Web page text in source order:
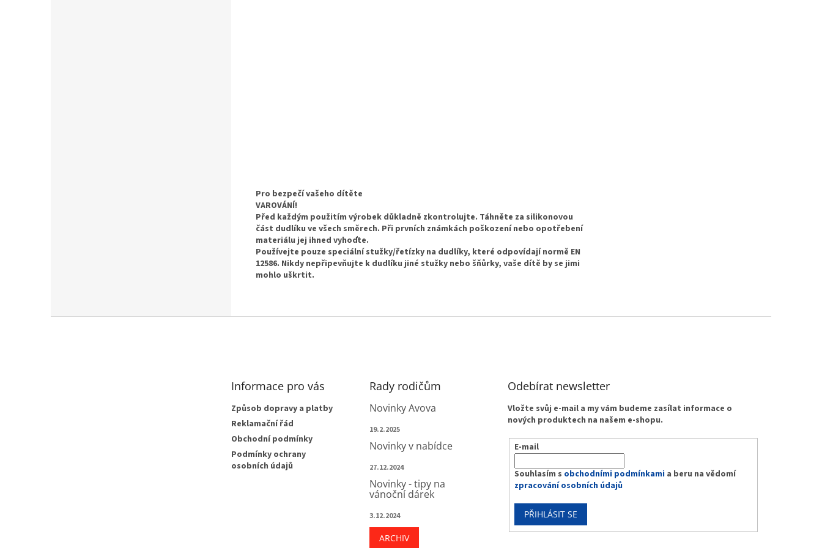
Pro bezpečí vašeho dítěte
VAROVÁNÍ!
Před každým použitím výrobek důkladně zkontrolujte. Táhněte za silikonovou
část dudlíku ve všech směrech. Při prvních známkách poškození nebo opotřebení
materiálu jej ihned vyhoďte.
Používejte pouze speciální stužky/řetízky na dudlíky, které odpovídají normě EN
12586. Nikdy nepřipevňujte k dudlíku jiné stužky nebo šňůrky, vaše dítě by se jimi
mohlo uškrtit.
Informace pro vás
Způsob dopravy a platby
Reklamační řád
Obchodní podmínky
Podmínky ochrany
osobních údajů
Rady rodičům
Novinky Avova
19.2.2025
Novinky v nabídce
27.12.2024
Novinky - tipy na
vánoční dárek
3.12.2024
ARCHIV
Odebírat newsletter
Vložte svůj e-mail a my vám budeme zasílat informace o
nových produktech na našem e-shopu.
E-mail
Souhlasím s obchodními podmínkami a beru na vědomí
zpracování osobních údajů
PŘIHLÁSIT SE